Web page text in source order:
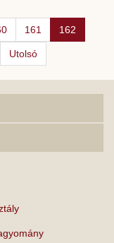
161 162
Utolsó